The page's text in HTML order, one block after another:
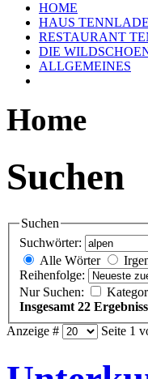
HOME
HAUS
RESTAURANT
DIE
ALLGEMEINES
Home
Suchen
Suchen
Suchwörter:
Alle Wörter
Reihenfolge:
Nur Suchen:
Insgesamt 22
Anzeige #
Seite 1